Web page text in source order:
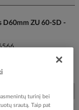
D60mm ZU 60-SD -
BETTERMANN
turinį bei
srautą. Taip pat